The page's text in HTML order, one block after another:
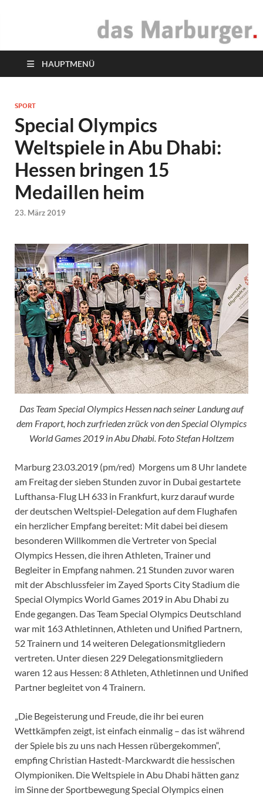
das Marburger.
HAUPTMENÜ
SPORT
Special Olympics
Weltspiele in Abu Dhabi:
Hessen bringen 15
Medaillen heim
23. März 2019
Das Team Special Olympics Hessen nach seiner Landung auf
dem Fraport, hoch zurfrieden zrück von den Special Olympics
World Games 2019 in Abu Dhabi. Foto Stefan Holtzem
Marburg 23.03.2019 (pm/red) Morgens um 8 Uhr landete
am Freitag der sieben Stunden zuvor in Dubai gestartete
Lufthansa-Flug LH 633 in Frankfurt, kurz darauf wurde
der deutschen Weltspiel-Delegation auf dem Flughafen
ein herzlicher Empfang bereitet: Mit dabei bei diesem
besonderen Willkommen die Vertreter von Special
Olympics Hessen, die ihren Athleten, Trainer und
Begleiter in Empfang nahmen. 21 Stunden zuvor waren
mit der Abschlussfeier im Zayed Sports City Stadium die
Special Olympics World Games 2019 in Abu Dhabi zu
Ende gegangen. Das Team Special Olympics Deutschland
war mit 163 Athletinnen, Athleten und Unified Partnern,
52 Trainern und 14 weiteren Delegationsmitgliedern
vertreten. Unter diesen 229 Delegationsmitgliedern
waren 12 aus Hessen: 8 Athleten, Athletinnen und Unified
Partner begleitet von 4 Trainern.
„Die Begeisterung und Freude, die ihr bei euren
Wettkämpfen zeigt, ist einfach einmalig – das ist während
der Spiele bis zu uns nach Hessen rübergekommen“,
empfing Christian Hastedt-Marckwardt die hessischen
Olympioniken. Die Weltspiele in Abu Dhabi hätten ganz
im Sinne der Sportbewegung Special Olympics einen